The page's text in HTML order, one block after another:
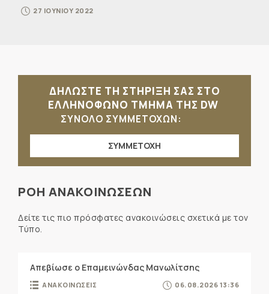
27 ΙΟΥΝΙΟΥ 2022
ΔΗΛΩΣΤΕ ΤΗ ΣΤΗΡΙΞΗ ΣΑΣ ΣΤΟ
ΕΛΛΗΝΟΦΩΝΟ ΤΜΗΜΑ ΤΗΣ DW
ΣΥΝΟΛΟ ΣΥΜΜΕΤΟΧΩΝ:
ΣΥΜΜΕΤΟΧΗ
ΡΟΗ ΑΝΑΚΟΙΝΩΣΕΩΝ
Δείτε τις πιο πρόσφατες ανακοινώσεις σχετικά με τον
Τύπο.
Απεβίωσε ο Επαμεινώνδας Μανωλίτσης
ΑΝΑΚΟΙΝΩΣΕΙΣ 06.08.2026 13:36